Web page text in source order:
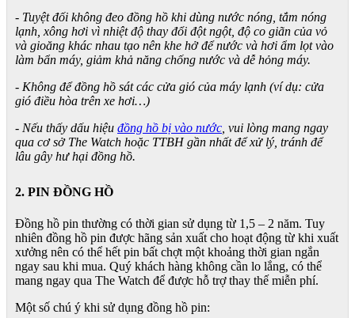
- Tuyệt đối không đeo đồng hồ khi dùng nước nóng, tắm nóng
lạnh, xông hơi vì nhiệt độ thay đổi đột ngột, độ co giãn của vỏ
và gioăng khác nhau tạo nên khe hở để nước và hơi ẩm lọt vào
làm bẩn máy, giảm khả năng chống nước và dễ hỏng máy.
- Không để đồng hồ sát các cửa gió của máy lạnh (ví dụ: cửa
gió điều hòa trên xe hơi…)
- Nếu thấy dấu hiệu đồng hồ bị vào nước , vui lòng mang ngay
qua cơ sở The Watch hoặc TTBH gần nhất để xử lý, tránh để
lâu gây hư hại đồng hồ.
2. PIN ĐỒNG HỒ
Đồng hồ pin thường có thời gian sử dụng từ 1,5 – 2 năm. Tuy
nhiên đồng hồ pin được hãng sản xuất cho hoạt động từ khi xuất
xưởng nên có thể hết pin bất chợt một khoảng thời gian ngắn
ngay sau khi mua. Quý khách hàng không cần lo lắng, có thể
mang ngay qua The Watch để được hỗ trợ thay thế miễn phí.
Một số chú ý khi sử dụng đồng hồ pin: